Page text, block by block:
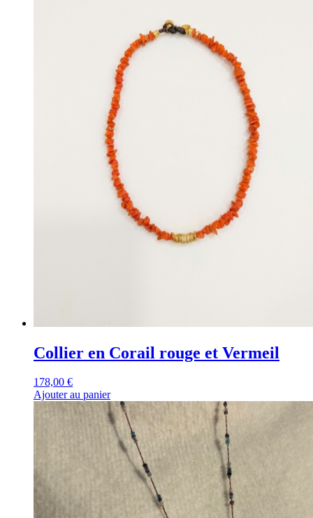
Collier en Corail rouge et Vermeil
178,00 €
Ajouter au panier